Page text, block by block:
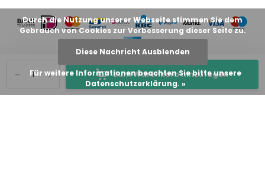
+
- Zum Warenkorb hinzufügen
Durch die Nutzung unserer Webseite stimmen Sie dem
Gebrauch von Cookies zur Verbesserung dieser Seite zu.
Diese Nachricht Ausblenden
Für weitere Informationen beachten Sie bitte unsere
Datenschutzerklärung. »